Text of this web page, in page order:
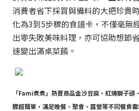
消費者省下採買與備料的大把珍貴
化為3到5步驟的食譜卡，不僅毫無
出零失敗美味料理，亦可協助想節
速變出滿桌菜餚。
「Fami煮煮」熱賣商品金沙豆腐、紅燒獅子頭
驟超簡單，滿足晚餐、聚會、露營等不同餐食